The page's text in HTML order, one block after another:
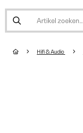
Hifi & Audio